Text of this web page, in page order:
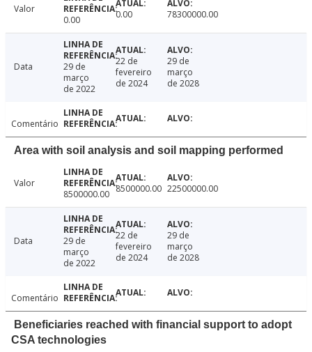
Valor
0.00
0.00 78300000.00
Data
29 de
março
de 2022
22 de
fevereiro
de 2024
29 de
março
de 2028
Comentário
Area with soil analysis and soil mapping performed
Valor
8500000.00 8500000.00 22500000.00
Data
29 de
março
de 2022
22 de
fevereiro
de 2024
29 de
março
de 2028
Comentário
Beneficiaries reached with financial support to adopt
CSA technologies